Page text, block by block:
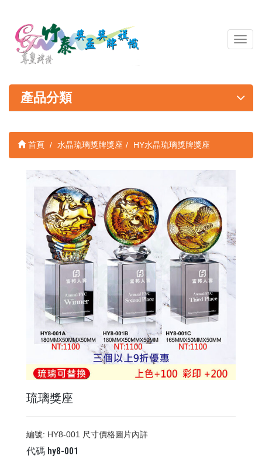
導
覽
關
產品分類
首頁 水晶琉璃獎牌獎座 HY水晶琉璃獎牌獎座
琉璃獎座
編號: HY8-001 尺寸價格圖片內詳
代碼 hy8-001